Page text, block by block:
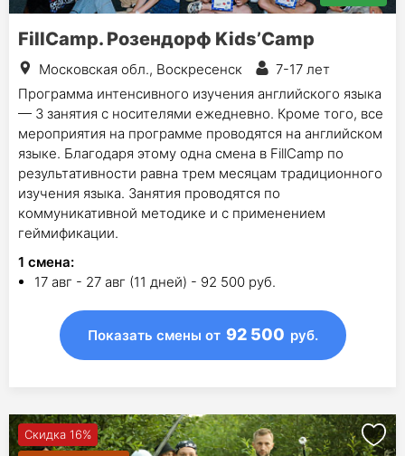
FillCamp. Розендорф Kids’Camp
Московская обл., Воскресенск
7-17 лет
Программа интенсивного изучения английского языка
— 3 занятия с носителями ежедневно. Кроме того, все
мероприятия на программе проводятся на английском
языке. Благодаря этому одна смена в FillCamp по
результативности равна трем месяцам традиционного
изучения языка. Занятия проводятся по
коммуникативной методике и с применением
геймификации.
1 смена:
17 авг - 27 авг (11 дней) - 92 500 руб.
Показать смены от 92 500 руб.
Скидка 16%